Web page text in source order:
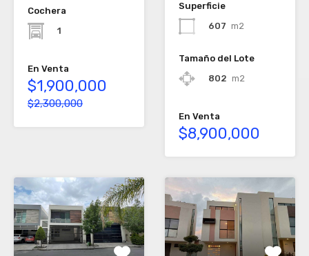
Cochera
1
En Venta
$1,900,000
$2,300,000
Superficie
607 m2
Tamaño del Lote
802 m2
En Venta
$8,900,000